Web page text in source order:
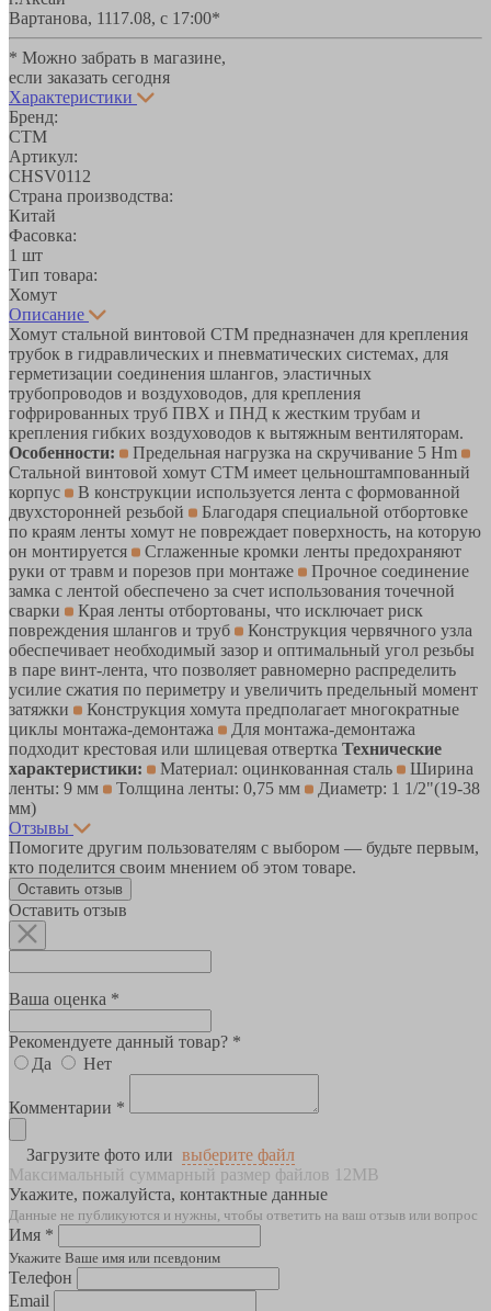
Вартанова, 1117.08, с 17:00*
* Можно забрать в магазине,
если заказать сегодня
Характеристики
Бренд:
СТМ
Артикул:
CHSV0112
Страна производства:
Китай
Фасовка:
1 шт
Тип товара:
Хомут
Описание
Хомут стальной винтовой CTM предназначен для крепления
трубок в гидравлических и пневматических системах, для
герметизации соединения шлангов, эластичных
трубопроводов и воздуховодов, для крепления
гофрированных труб ПВХ и ПНД к жестким трубам и
крепления гибких воздуховодов к вытяжным вентиляторам.
Особенности:
Предельная нагрузка на скручивание 5 Hm
Стальной винтовой хомут СТМ имеет цельноштампованный
корпус
В конструкции используется лента с формованной
двухсторонней резьбой
Благодаря специальной отбортовке
по краям ленты хомут не повреждает поверхность, на которую
он монтируется
Сглаженные кромки ленты предохраняют
руки от травм и порезов при монтаже
Прочное соединение
замка с лентой обеспечено за счет использования точечной
сварки
Края ленты отбортованы, что исключает риск
повреждения шлангов и труб
Конструкция червячного узла
обеспечивает необходимый зазор и оптимальный угол резьбы
в паре винт-лента, что позволяет равномерно распределить
усилие сжатия по периметру и увеличить предельный момент
затяжки
Конструкция хомута предполагает многократные
циклы монтажа-демонтажа
Для монтажа-демонтажа
подходит крестовая или шлицевая отвертка Технические
характеристики:
Материал: оцинкованная сталь
Ширина
ленты: 9 мм
Толщина ленты: 0,75 мм
Диаметр: 1 1/2"(19-38
мм)
Отзывы
Помогите другим пользователям с выбором — будьте первым,
кто поделится своим мнением об этом товаре.
Оставить отзыв
Оставить отзыв
Ваша оценка *
Рекомендуете данный товар? *
Да
Нет
Комментарии *
Загрузите фото или выберите файл
Максимальный суммарный размер файлов 12MB
Укажите, пожалуйста, контактные данные
Данные не публикуются и нужны, чтобы ответить на ваш отзыв или вопрос
Имя *
Укажите Ваше имя или псевдоним
Телефон
Email